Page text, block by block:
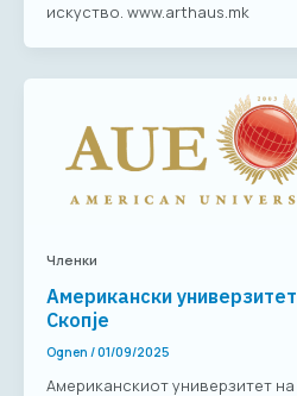
искуство. www.arthaus.mk
Членки
Американски
Скопје
Ognen /01/09/2025
Американскиот универзитет